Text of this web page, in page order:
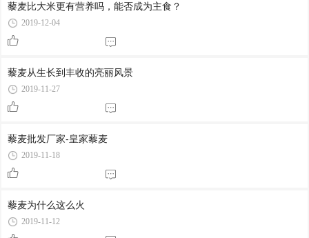
藜麦比大米更有营养吗，能否成为主食？
2019-12-04
藜麦从生长到丰收的亮丽风景
2019-11-27
藜麦批发厂家-皇家藜麦
2019-11-18
藜麦为什么这么火
2019-11-12